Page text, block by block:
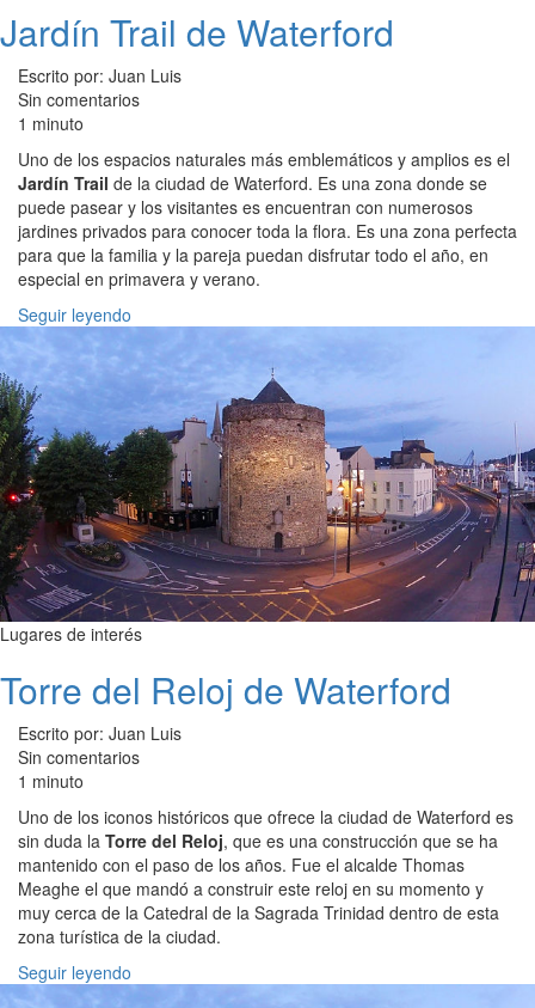
Jardín Trail de Waterford
Escrito por: Juan Luis
Sin comentarios
1 minuto
Uno de los espacios naturales más emblemáticos y amplios es el
Jardín Trail de la ciudad de Waterford. Es una zona donde se
puede pasear y los visitantes es encuentran con numerosos
jardines privados para conocer toda la flora. Es una zona perfecta
para que la familia y la pareja puedan disfrutar todo el año, en
especial en primavera y verano.
Seguir leyendo
Lugares de interés
Torre del Reloj de Waterford
Escrito por: Juan Luis
Sin comentarios
1 minuto
Uno de los iconos históricos que ofrece la ciudad de Waterford es
sin duda la Torre del Reloj, que es una construcción que se ha
mantenido con el paso de los años. Fue el alcalde Thomas
Meaghe el que mandó a construir este reloj en su momento y
muy cerca de la Catedral de la Sagrada Trinidad dentro de esta
zona turística de la ciudad.
Seguir leyendo